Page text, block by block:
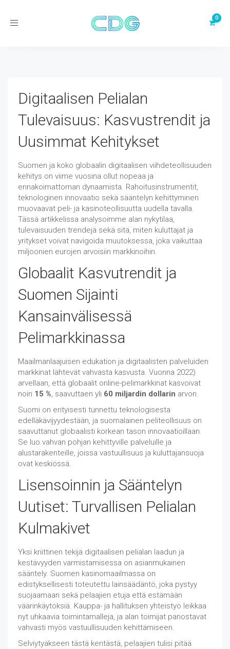
Toggle
Digitaalisen Pelialan
Tulevaisuus: Kasvustrendit ja
Uusimmat Kehitykset
Suomen ja koko globaalin digitaalisen viihdeteollisuuden
kehitys on viime vuosina ollut nopeaa ja
ennakoimattoman dynaamista. Rahoitusinstrumentit,
teknologinen innovaatio sekä sääntelyn kehittyminen
muovaavat peli- ja kasinoteollisuutta uudella tavalla.
Tässä artikkelissa analysoimme alan nykytilaa,
tulevaisuuden trendejä sekä sitä, miten kuluttajat ja
yritykset voivat navigoida muutoksessa, joka vaikuttaa
miljoonien eurojen arvoisiin markkinoihin.
Globaalit Kasvutrendit ja
Suomen Sijainti
Kansainvälisessä
Pelimarkkinassa
Maailmanlaajuisen edukation ja digitaalisten palveluiden
markkinat lähtevät vahvasta kasvusta. Vuonna 2022)
arvellaan, että globaalit online-pelimarkkinat kasvoivat
noin 15 %, saavuttaen yli 60 miljardin dollarin arvon.
Suomi on erityisesti tunnettu teknologisesta
edelläkävijyydestään, ja suomalainen peliteollisuus on
saavuttanut globaalisti korkean tason innovaatioillaan.
Se luo vahvan pohjan kehittyville palveluille ja
alustarakenteille, joissa vastuullisuus ja kuluttajansuoja
ovat keskiössä.
Lisensoinnin ja Sääntelyn
Uutiset: Turvallisen Pelialan
Kulmakivet
Yksi kriittinen tekijä digitaalisen pelialan laadun ja
kestävyyden varmistamisessa on asianmukainen
sääntely. Suomen kasinomaailmassa on
edistyksellisesti toteutettu lainsäädäntö, joka pystyy
suojaamaan sekä pelaajien etuja että estämään
väärinkäytöksiä. Kauppa- ja hallituksen yhteistyö leikkaa
nyt uhkaavia toimintamalleja, ja alan toimijat panostavat
vahvasti myös vastuullisuuden kehittämiseen.
Selviytyäkseen tästä kentästä, pelaajien tulisi pitää